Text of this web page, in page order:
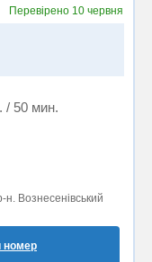
Перевірено 10 червня
/ 50 мин.
Вознесенівський
номер